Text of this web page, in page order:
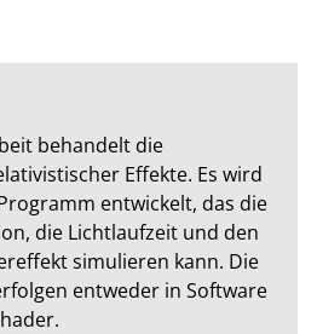
behandelt die
Effekte. Es wird
entwickelt, das die
die Lichtlaufzeit und den
simulieren kann. Die
entweder in Software